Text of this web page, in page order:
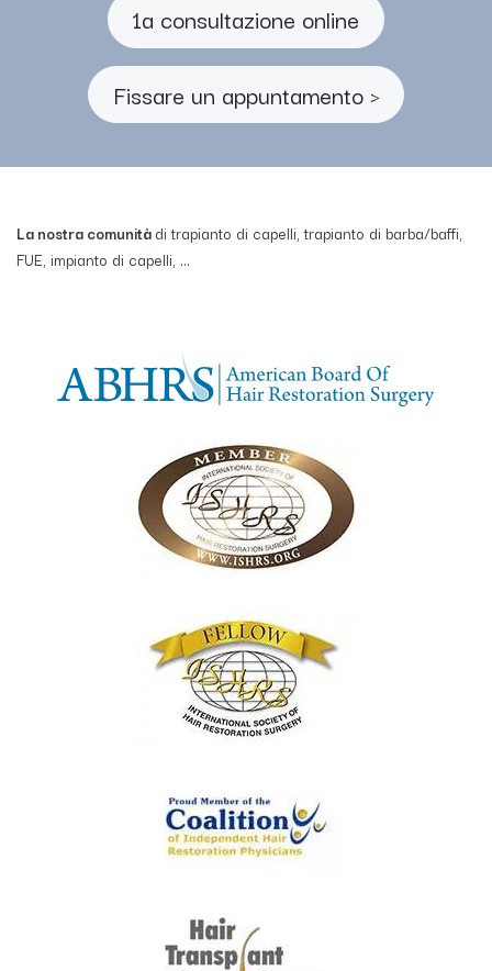
1a consultazione online
Fissare un appuntamento >
La nostra comunitàdi trapianto di capelli, trapianto di barba/baffi,
FUE, impianto di capelli, ...